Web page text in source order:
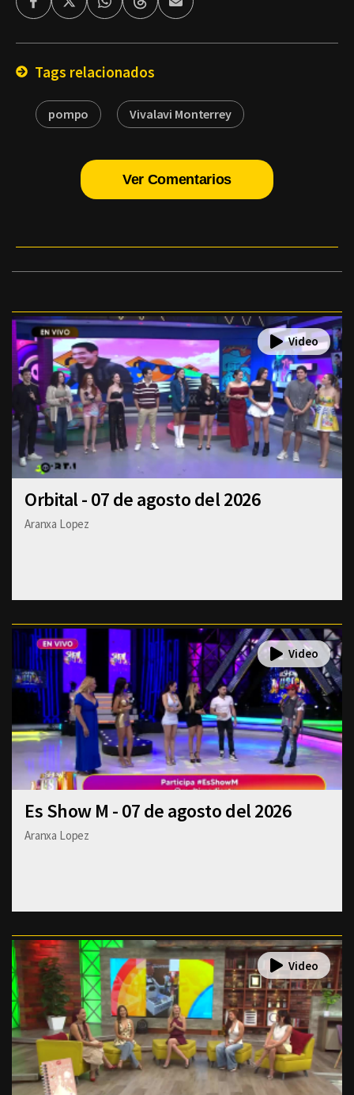
FacebookTwitterWhatsappThreadsEnviar
por
Tags relacionados
pompo Vivalavi Monterrey
Ver Comentarios
Orbital - 07 de agosto del 2026
Aranxa Lopez
Es Show M - 07 de agosto del 2026
Aranxa Lopez